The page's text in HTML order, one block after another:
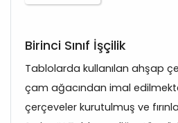
Birinci Sınıf İşçilik
Tablolarda kullanılan ahşap
çam ağacından imal
çerçeveler kurutulmuş ve